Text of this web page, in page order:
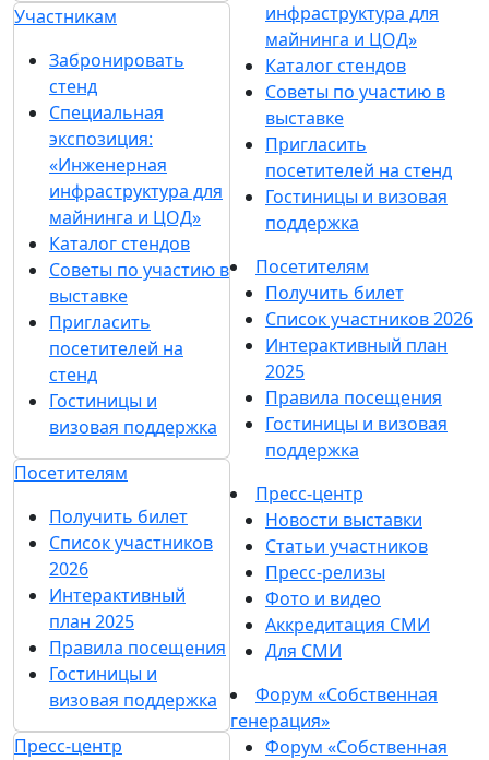
Участникам
Забронировать
стенд
Специальная
экспозиция:
«Инженерная
инфраструктура для
майнинга и ЦОД»
Каталог стендов
Советы по участию в
выставке
Пригласить
посетителей на
стенд
Гостиницы и
визовая поддержка
Посетителям
Получить билет
Список участников
2026
Интерактивный
план 2025
Правила посещения
Гостиницы и
визовая поддержка
Пресс-центр
инфраструктура для
майнинга и ЦОД»
Каталог стендов
Советы по участию в
выставке
Пригласить
посетителей на стенд
Гостиницы и визовая
поддержка
Посетителям
Получить билет
Список участников 2026
Интерактивный план
2025
Правила посещения
Гостиницы и визовая
поддержка
Пресс-центр
Новости выставки
Статьи участников
Пресс-релизы
Фото и видео
Аккредитация СМИ
Для СМИ
Форум «Собственная
генерация»
Форум «Собственная